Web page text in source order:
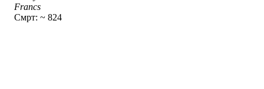
Francs
Смрт: ~ 824